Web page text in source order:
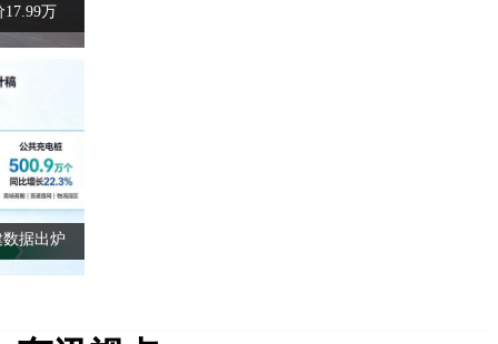
牌！MG 07预售12.59万起！